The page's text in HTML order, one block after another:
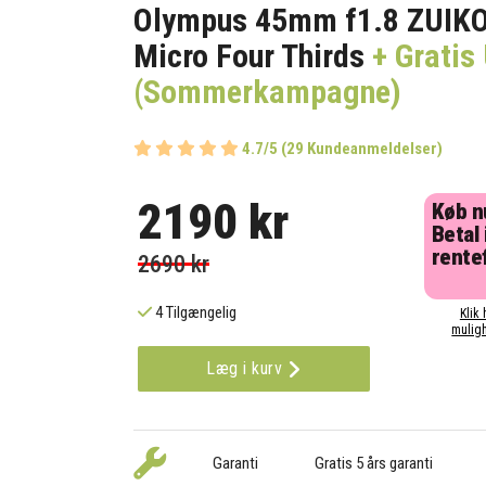
Olympus 45mm f1.8
Micro Four Thirds + Gratis
(Sommerkampagne)
4.7/5 (29 Kundeanmeldelser)
2190 kr
2690 kr
4 Tilgængelig
Læg i kurv
Køb
Betal
Klik
Garanti Gratis 5 års garanti